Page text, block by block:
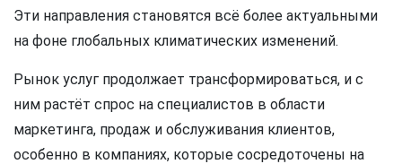
Эти направления становятся всё более актуальными
на фоне глобальных климатических изменений.
Рынок услуг продолжает трансформироваться, и с
ним растёт спрос на специалистов в области
маркетинга, продаж и обслуживания клиентов,
особенно в компаниях, которые сосредоточены на